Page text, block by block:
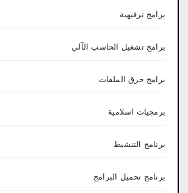
برامج ترفيهية
برامج تشغيل الحاسب الآلي
برامج حرق الملفات
برمجيات اسلامية
برنامج التنشيط
برنامج تحميل البرامج